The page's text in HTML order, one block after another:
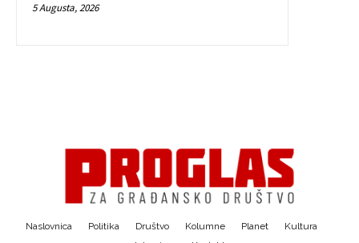
5 Augusta, 2026
Naslovnica Politika Društvo Kolumne Planet
Kultura